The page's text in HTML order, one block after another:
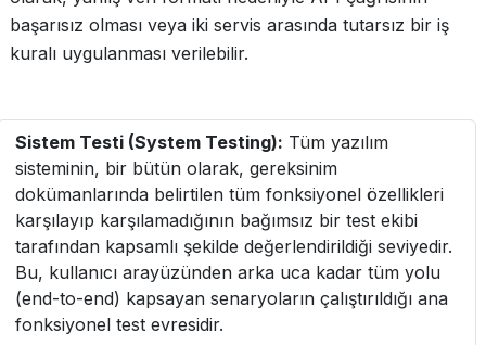
başarısız olması veya iki servis arasında tutarsız bir iş
kuralı uygulanması verilebilir.
Sistem Testi (System Testing): Tüm yazılım
sisteminin, bir bütün olarak, gereksinim
dokümanlarında belirtilen tüm fonksiyonel özellikleri
karşılayıp karşılamadığının bağımsız bir test ekibi
tarafından kapsamlı şekilde değerlendirildiği seviyedir.
Bu, kullanıcı arayüzünden arka uca kadar tüm yolu
(end-to-end) kapsayan senaryoların çalıştırıldığı ana
fonksiyonel test evresidir.